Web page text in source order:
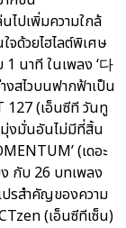
ไปเพิ่มความใกล้
จด้วยไฮไลต์พิเศษ
นาที ในเพลง ‘다
งสไวบนฟากฟ้าเป็น
(เอ็นซีที วันทู
มุ่งมั่นอันไม่มีที่สิ้น
(เดอะ
กับ 26 บทเพลง
รสำคัญของความ
(เอ็นซีทีเซ็น)